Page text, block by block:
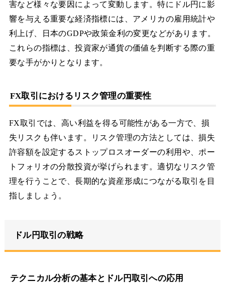
害など様々な要因によって変動します。特にドル円に影
響を与える重要な経済指標には、アメリカの雇用統計や
利上げ、日本のGDPや政策金利の変更などがあります。
これらの指標は、投資家が通貨の価値を判断する際の重
要な手がかりとなります。
FX取引におけるリスク管理の重要性
FX取引では、高い利益を得る可能性がある一方で、損
失リスクも伴います。リスク管理の方法としては、損失
許容額を設定するストップロスオーダーの利用や、ポー
トフォリオの分散投資が挙げられます。適切なリスク管
理を行うことで、長期的な資産形成につながる取引を目
指しましょう。
ドル円取引の戦略
テクニカル分析の基本とドル円取引への応用